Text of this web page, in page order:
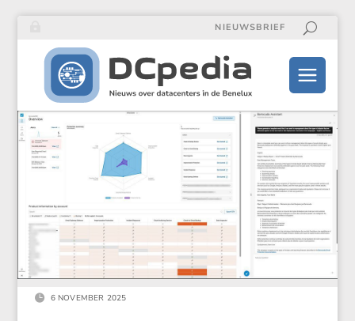
NIEUWSBRIEF
 6 NOVEMBER 2025